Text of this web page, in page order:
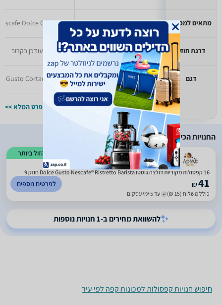
מתאים למכונה
דרגת חוזק
דגם
Nescafe Dolce Gusto
9
Grande Intenso
למפרט המלא >>
Dolce Gusto
יעודכן בקרוב
Gusto Cortado
למפרט המלא >>
החנויות הכי זולות
הזול ביותר
3.44
(
1055
)
16 קפסולות מקוריות דולצה גוסטו Dolce Gusto Nescafe® Ristretto Barista חוזק 9
₪41
כולל משלוח (15 ₪) עד 5 ימי עסקים
לפרטים נוספים
להשוואת מחירים ב-1 חנויות נוספות
חיפוש חנויות קפסולות למכונות קפה לפי עיר